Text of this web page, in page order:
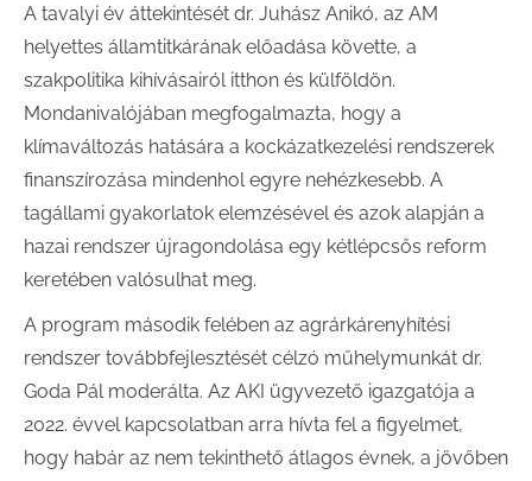
A tavalyi év áttekintését dr. Juhász Anikó, az AM
helyettes államtitkárának előadása követte, a
szakpolitika kihívásairól itthon és külföldön.
Mondanivalójában megfogalmazta, hogy a
klímaváltozás hatására a kockázatkezelési rendszerek
finanszírozása mindenhol egyre nehézkesebb. A
tagállami gyakorlatok elemzésével és azok alapján a
hazai rendszer újragondolása egy kétlépcsős reform
keretében valósulhat meg.
A program második felében az agrárkárenyhítési
rendszer továbbfejlesztését célzó műhelymunkát dr.
Goda Pál moderálta. Az AKI ügyvezető igazgatója a
2022. évvel kapcsolatban arra hívta fel a figyelmet,
hogy habár az nem tekinthető átlagos évnek, a jövőben